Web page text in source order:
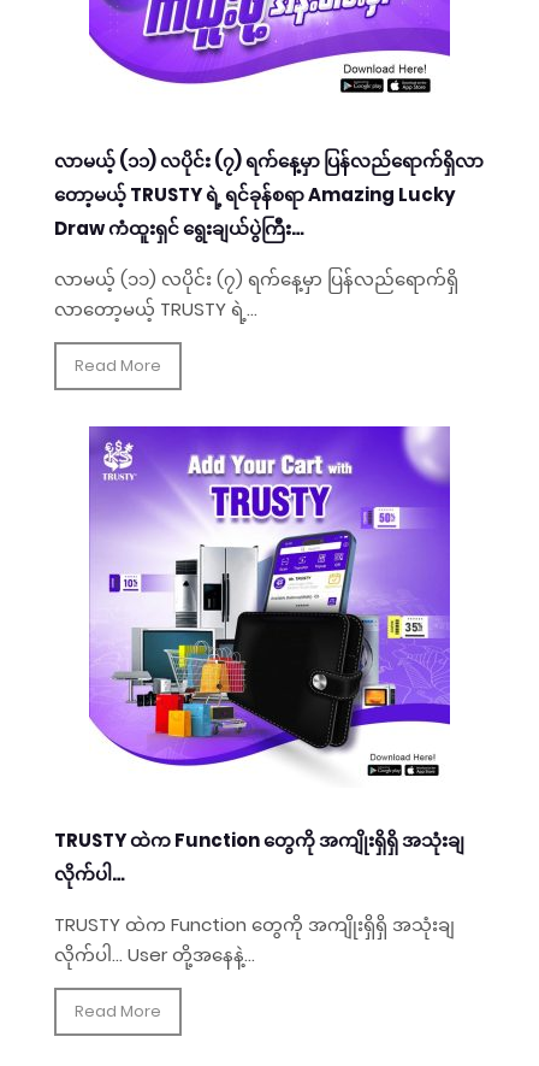
လာမယ့် (၁၁) လပိုင်း (၇) ရက်နေ့မှာ ပြန်လည်ရောက်ရှိလာ
တော့မယ့် TRUSTY ရဲ့ ရင်ခုန်စရာ Amazing Lucky
Draw ကံထူးရှင် ရွေးချယ်ပွဲကြီး…
လာမယ့် (၁၁) လပိုင်း (၇) ရက်နေ့မှာ ပြန်လည်ရောက်ရှိ
လာတော့မယ့် TRUSTY ရဲ့...
Read More
TRUSTY ထဲက Function တွေကို အကျိုးရှိရှိ အသုံးချ
လိုက်ပါ…
TRUSTY ထဲက Function တွေကို အကျိုးရှိရှိ အသုံးချ
လိုက်ပါ… User တို့အနေနဲ့...
Read More